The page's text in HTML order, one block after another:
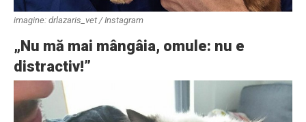
imagine: drlazaris_vet / Instagram
„Nu mă mai mângâia, omule: nu e
distractiv!”